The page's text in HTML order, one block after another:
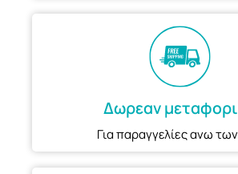
Δωρεαν
Για παραγγελίες ανω